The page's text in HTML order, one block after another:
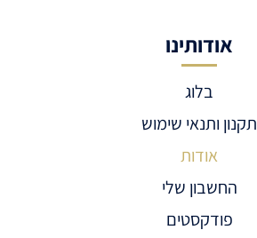
אודותינו
בלוג
תקנון ותנאי שימוש
אודות
החשבון שלי
פודקסטים